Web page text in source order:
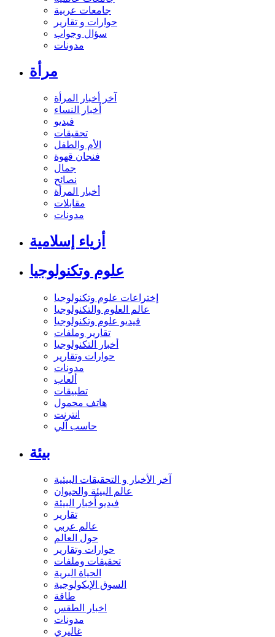
جامعات عربية
حوارات و تقارير
سؤال وجواب
مدونات
مرأة
آخر أخبار المرأة
أخبار النساء
فيديو
تحقيقات
الأم والطفل
فنجان قهوة
جمال
نصائح
أخبار المرأة
مقابلات
مدونات
أزياء إسلامية
علوم وتكنولوجيا
إختراعات علوم وتكنولوجيا
عالم العلوم والتكنولوجيا
فيديو علوم وتكنولوجيا
تقارير وملفات
أخبار التكنولوجيا
حوارات وتقارير
مدونات
ألعاب
تطبيقات
هاتف محمول
انترنت
حاسب آلي
بيئة
آخر الأخبار و التحقيقات البيئية
عالم البيئة والحيوان
فيديو أخبار البيئة
تقارير
عالم عربي
حول العالم
حوارات وتقارير
تحقيقات وملفات
الحياة البرية
السوق الإيكولوجية
طاقة
اخبار الطقس
مدونات
غاليري